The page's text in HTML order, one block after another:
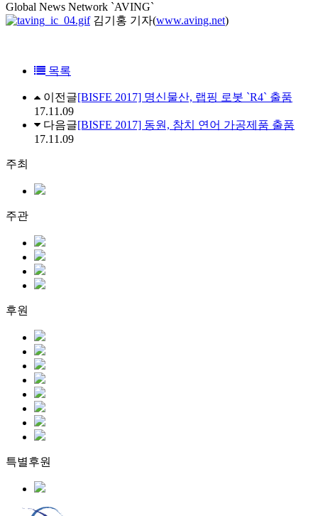
Global News Network `AVING`
김기홍 기자(www.aving.net)
목록
이전글[BISFE 2017] 명신물산, 랩핑 로봇 `R4` 출품
17.11.09
다음글[BISFE 2017] 동원, 참치 연어 가공제품 출품
17.11.09
주최
주관
후원
특별후원